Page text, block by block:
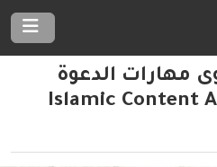
مهارات الدعوة
(Islamic Content